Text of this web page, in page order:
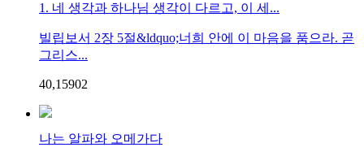
1. 네 생각과 하나님 생각이 다르고, 이 세...
빌립보서 2장 5절&ldquo;너희 안에 이 마음을 품으라. 곧
그리스...
40,15902
나는 알파와 오메가다